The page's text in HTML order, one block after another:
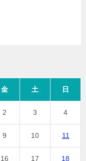
金 土 日
2 3 4
9 10 11
16 17 18